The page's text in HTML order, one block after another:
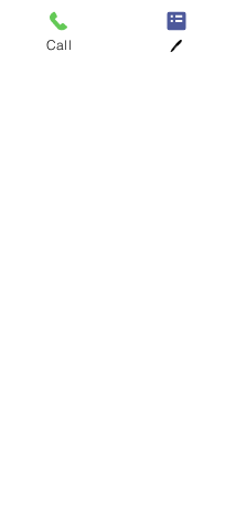
Call 🖊️